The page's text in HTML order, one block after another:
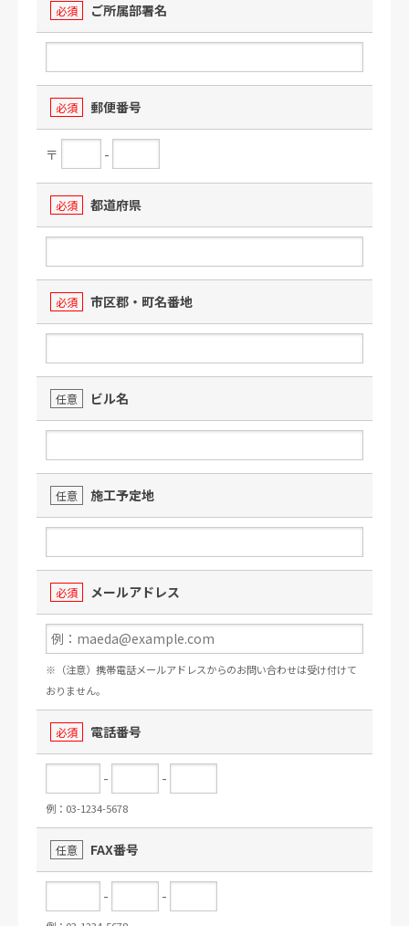
必須 ご所属部署名
必須 郵便番号
〒 -
必須 都道府県
必須 市区郡・町名番地
任意 ビル名
任意 施工予定地
必須 メールアドレス
※（注意）携帯電話メールアドレスからのお問い合わせは受け付けて
おりません。
必須 電話番号
- -
例：03-1234-5678
任意 FAX番号
- -